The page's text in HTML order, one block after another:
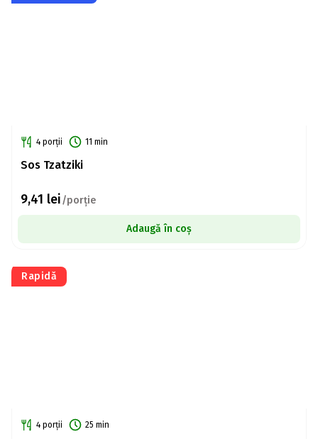
4 porții 11 min
Sos Tzatziki
9,41 lei/porție
Adaugă în coș
Rapidă
4 porții 25 min